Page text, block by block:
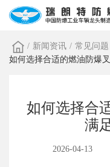
/ 新闻资讯 / 常见问题
如何选择合适的燃油防爆
如何选择合
满
2026-04-13